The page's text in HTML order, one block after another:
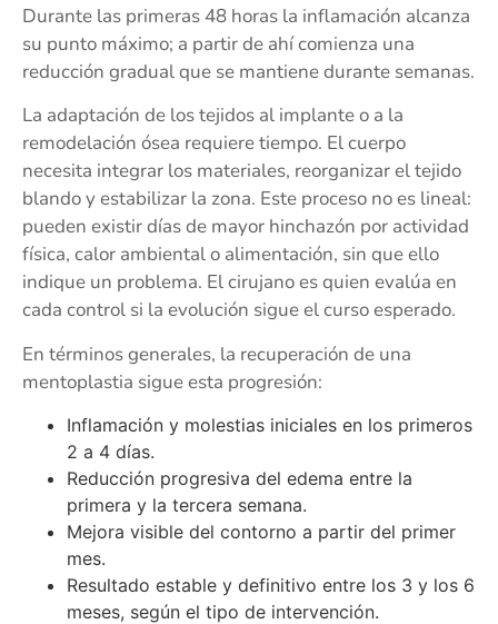
Durante las primeras 48 horas la inflamación alcanza
su punto máximo; a partir de ahí comienza una
reducción gradual que se mantiene durante semanas.
La adaptación de los tejidos al implante o a la
remodelación ósea requiere tiempo. El cuerpo
necesita integrar los materiales, reorganizar el tejido
blando y estabilizar la zona. Este proceso no es lineal:
pueden existir días de mayor hinchazón por actividad
física, calor ambiental o alimentación, sin que ello
indique un problema. El cirujano es quien evalúa en
cada control si la evolución sigue el curso esperado.
En términos generales, la recuperación de una
mentoplastia sigue esta progresión:
Inflamación y molestias iniciales en los primeros
2 a 4 días.
Reducción progresiva del edema entre la
primera y la tercera semana.
Mejora visible del contorno a partir del primer
mes.
Resultado estable y definitivo entre los 3 y los 6
meses, según el tipo de intervención.